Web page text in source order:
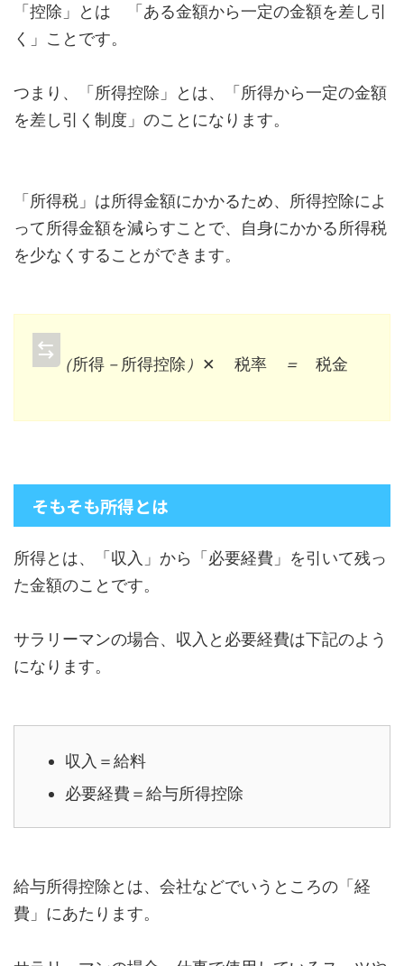
「控除」とは 「ある金額から一定の金額を差し引
く」ことです。
つまり、「所得控除」とは、「所得から一定の金額
を差し引く制度」のことになります。
「所得税」は所得金額にかかるため、所得控除によ
って所得金額を減らすことで、自身にかかる所得税
を少なくすることができます。
所 得 所 得 除 ） 税率 税金
（ 所得－ 所得控除 ） 税 ＝
金
そもそも所得とは
所得とは、「収入」から「必要経費」を引いて残っ
た金額のことです。
サラリーマンの場合、収入と必要経費は下記のよう
になります。
収入＝給料
必要経費＝給与所得控除
給与所得控除とは、会社などでいうところの「経
費」にあたります。